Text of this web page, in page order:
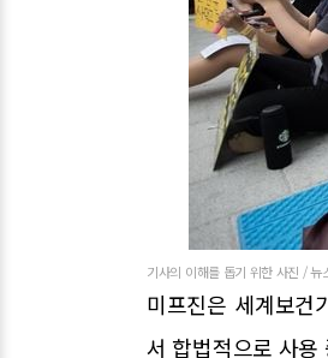
기사의 이해를 돕기 위한 사진 / 뉴
미프진은 세계보건
서 합법적으로 사용